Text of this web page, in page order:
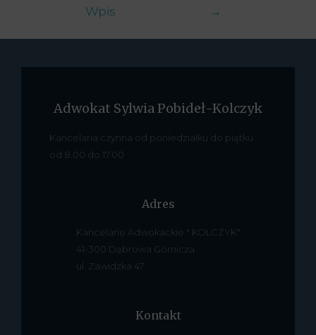
Wpis
→
Adwokat Sylwia Pobideł-Kolczyk
Kancelaria czynna od poniedziałku do piątku
od 8.00 do 17.00
Adres
Kancelarie Adwokackie " KOLCZYK"
41-300 Dąbrowa Górnicza
ul. Zawidzka 47
Kontakt